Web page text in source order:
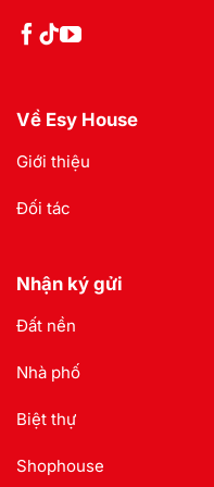
Về Esy House
Giới thiệu
Đối tác
Nhận ký gửi
Đất nền
Nhà phố
Biệt thự
Shophouse